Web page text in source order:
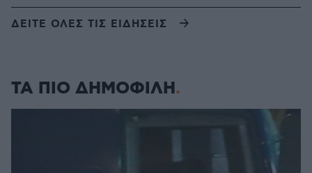
ΔΕΙΤΕ ΟΛΕΣ ΤΙΣ ΕΙΔΗΣΕΙΣ
ΤΑ ΠΙΟ ΔΗΜΟΦΙΛΗ